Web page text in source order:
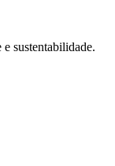
sustentabilidade.